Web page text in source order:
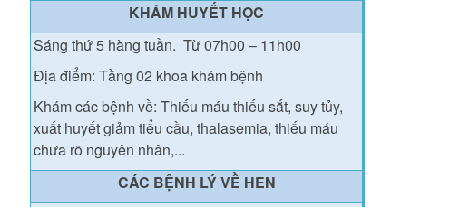
KHÁM HUYẾT HỌC
Sáng thứ 5 hàng tuần. Từ 07h00 – 11h00
Địa điểm: Tầng 02 khoa khám bệnh
Khám các bệnh về: Thiếu máu thiếu sắt, suy tủy,
xuất huyết giảm tiểu cầu, thalasemia, thiếu máu
chưa rõ nguyên nhân,...
CÁC BỆNH LÝ VỀ HEN